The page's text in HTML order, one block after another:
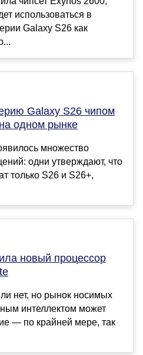
использоваться в
Galaxy S26 как
Galaxy S26 чипом
одном рынке
множество
одни утверждают, что
только S26 и S26+,
новый процессор
нет, но рынок носимых
интеллектом может
— по крайней мере, так